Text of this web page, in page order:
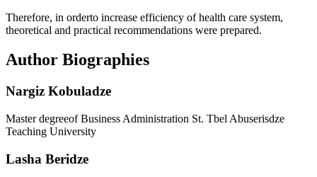
Therefore, in orderto increase efficiency of health care system,
theoretical and practical recommendations were prepared.
Author Biographies
Nargiz Kobuladze
Master degreeof Business Administration St. Tbel Abuserisdze
Teaching University
Lasha Beridze